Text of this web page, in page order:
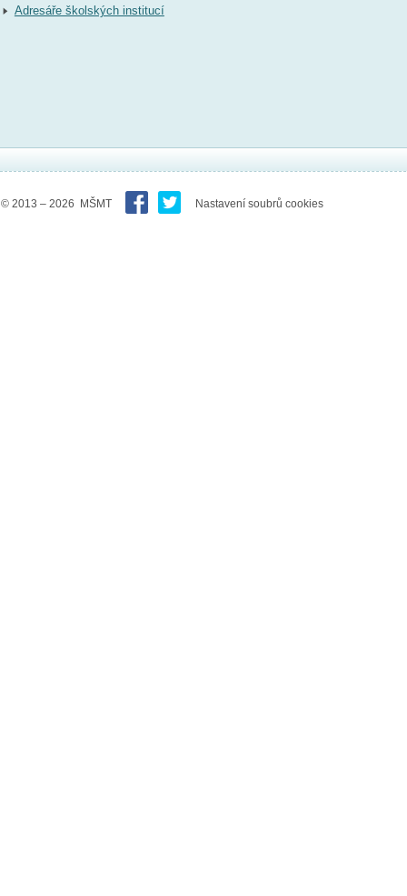
Adresáře školských institucí
© 2013 – 2026 MŠMT Nastavení soubrů cookies